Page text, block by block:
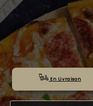
LA CARTE
VOTRE COMPTE
NOTRE RESTAURANT
VOS AVIS
MENTIONS LÉGALES
En Livraison